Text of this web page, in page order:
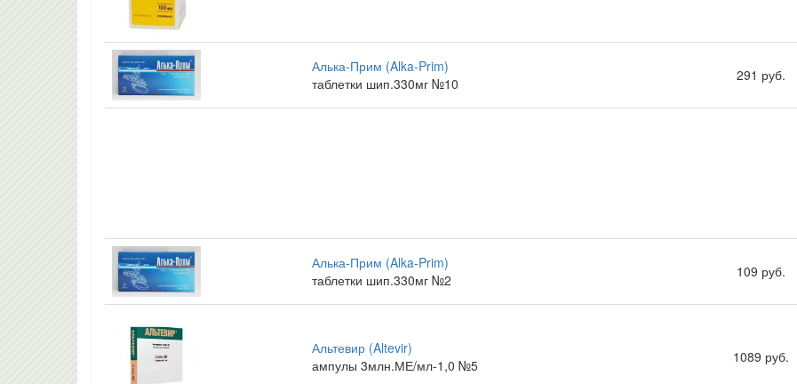
Алька-Прим (Alka-Prim)
таблетки шип.330мг №10
291 руб.
Алька-Прим (Alka-Prim)
таблетки шип.330мг №2
109 руб.
Альтевир (Altevir)
ампулы 3млн.МЕ/мл-1,0 №5
1089 руб.